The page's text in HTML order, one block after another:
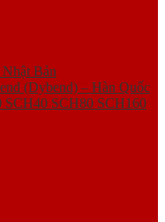
Bản
(Dybend) – Hàn Quốc
SCH40 SCH80 SCH160